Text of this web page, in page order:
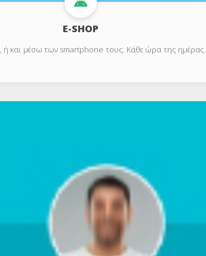
E-SHOP
και μέσω των smartphone τους. Κάθε ώρα της